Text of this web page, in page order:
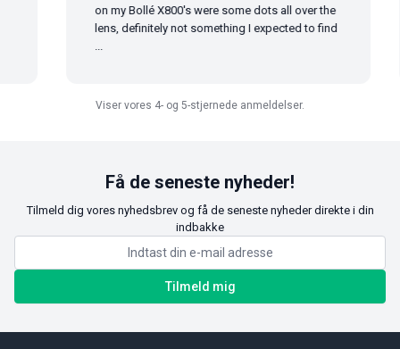
on my Bollé X800's were some dots all over the
lens, definitely not something I expected to find
Viser vores 4- og 5-stjernede anmeldelser.
Få de seneste nyheder!
Tilmeld dig vores nyhedsbrev og få de seneste nyheder direkte i din
indbakke
Tilmeld mig